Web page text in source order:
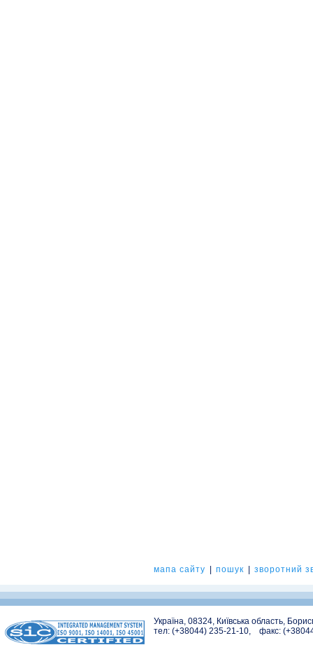
мапа сайту пошук зворотний
Україна, 08324, Київська область,
тел: (+38044) 235-21-10, факс: